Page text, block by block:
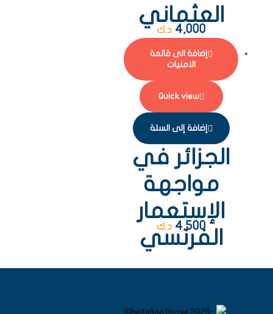
العثماني
4,000 د.ك
إضافة الى قائمة
الامنيات
Quick view
إضافة إلى السلة
الجزائر في
مواجهة
الإستعمار
الفرنسي
4,500 د.ك